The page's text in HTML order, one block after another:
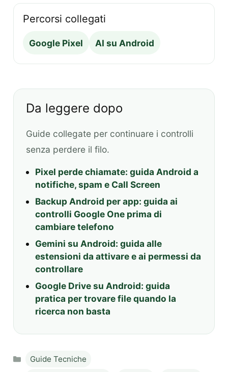
Percorsi collegati
Google Pixel AI su Android
Da leggere dopo
Guide collegate per continuare i controlli
senza perdere il filo.
Pixel perde chiamate: guida Android a
notifiche, spam e Call Screen
Backup Android per app: guida ai
controlli Google One prima di
cambiare telefono
Gemini su Android: guida alle
estensioni da attivare e ai permessi da
controllare
Google Drive su Android: guida
pratica per trovare file quando la
ricerca non basta
Categories
Guide Tecniche